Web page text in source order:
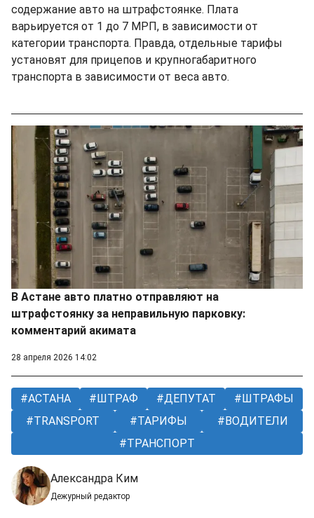
содержание авто на штрафстоянке. Плата
варьируется от 1 до 7 МРП, в зависимости от
категории транспорта. Правда, отдельные тарифы
установят для прицепов и крупногабаритного
транспорта в зависимости от веса авто.
В Астане авто платно отправляют на
штрафстоянку за неправильную парковку:
комментарий акимата
28 апреля 2026 14:02
АСТАНА ШТРАФ ДЕПУТАТ
ШТРАФЫ
TRANSPORT
ТАРИФЫ
ВОДИТЕЛИ
ТРАНСПОРТ
Александра Ким
Дежурный редактор